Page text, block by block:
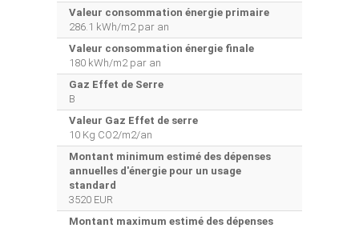
Valeur consommation énergie primaire
286.1 kWh/m2 par an
Valeur consommation énergie finale
180 kWh/m2 par an
Gaz Effet de Serre
B
Valeur Gaz Effet de serre
10 Kg CO2/m2/an
Montant minimum estimé des dépenses
annuelles d'énergie pour un usage
standard
3520 EUR
Montant maximum estimé des dépenses